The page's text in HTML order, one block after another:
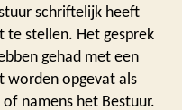
schriftelijk heeft
te stellen. Het gesprek
gehad met een
worden opgevat als
namens het Bestuur.